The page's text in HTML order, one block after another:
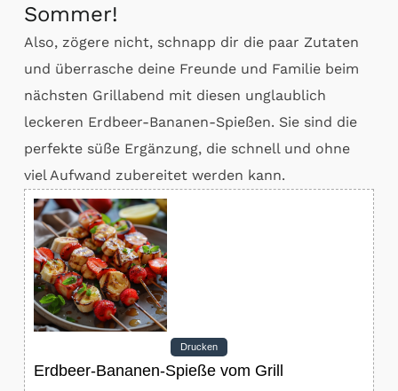
Sommer!
Also, zögere nicht, schnapp dir die paar Zutaten
und überrasche deine Freunde und Familie beim
nächsten Grillabend mit diesen unglaublich
leckeren Erdbeer-Bananen-Spießen. Sie sind die
perfekte süße Ergänzung, die schnell und ohne
viel Aufwand zubereitet werden kann.
Drucken
Erdbeer-Bananen-Spieße vom Grill